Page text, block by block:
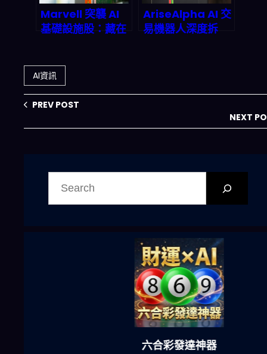
Marvell 突襲 AI
基礎設施股：藏在
亿美元的隐形冠军
如何 quietly 吞噬
兆美元市场规模
AriseAlpha AI 交
易機器人深度拆
AI資訊
PREV POST
NEXT
六合彩發達神器